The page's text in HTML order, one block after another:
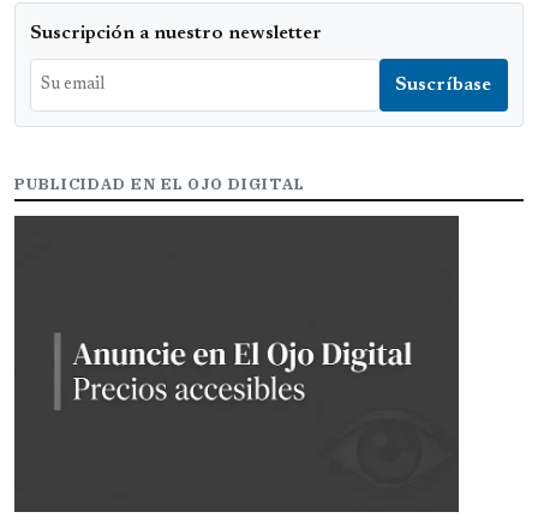
Suscripción a nuestro newsletter
PUBLICIDAD EN EL OJO DIGITAL